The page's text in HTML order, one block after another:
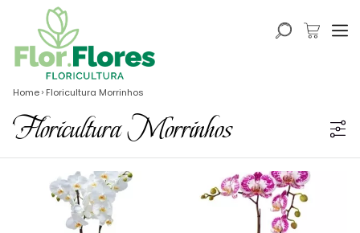
Home Floricultura Morrinhos
Floricultura Morrinhos